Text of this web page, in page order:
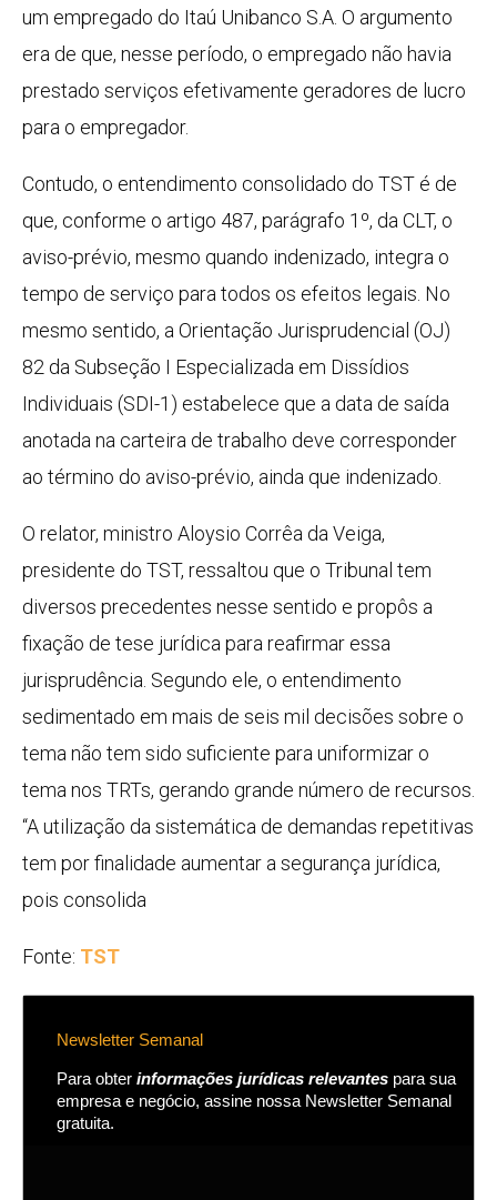
um empregado do Itaú Unibanco S.A. O argumento
era de que, nesse período, o empregado não havia
prestado serviços efetivamente geradores de lucro
para o empregador.
Contudo, o entendimento consolidado do TST é de
que, conforme o artigo 487, parágrafo 1º, da CLT, o
aviso-prévio, mesmo quando indenizado, integra o
tempo de serviço para todos os efeitos legais. No
mesmo sentido, a Orientação Jurisprudencial (OJ)
82 da Subseção I Especializada em Dissídios
Individuais (SDI-1) estabelece que a data de saída
anotada na carteira de trabalho deve corresponder
ao término do aviso-prévio, ainda que indenizado.
O relator, ministro Aloysio Corrêa da Veiga,
presidente do TST, ressaltou que o Tribunal tem
diversos precedentes nesse sentido e propôs a
fixação de tese jurídica para reafirmar essa
jurisprudência. Segundo ele, o entendimento
sedimentado em mais de seis mil decisões sobre o
tema não tem sido suficiente para uniformizar o
tema nos TRTs, gerando grande número de recursos.
“A utilização da sistemática de demandas repetitivas
tem por finalidade aumentar a segurança jurídica,
pois consolida
Fonte: TST
Newsletter Semanal
Para obter informações jurídicas relevantes para sua
empresa e negócio, assine nossa Newsletter Semanal
gratuita.